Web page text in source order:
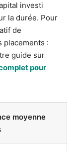
investi
la durée. Pour
de
placements :
guide sur
pour
moyenne